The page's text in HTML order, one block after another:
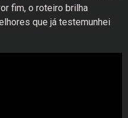
fim, o roteiro brilha
que já testemunhei